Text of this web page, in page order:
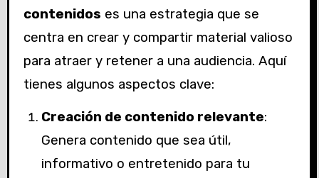
contenidos es una estrategia que se
centra en crear y compartir material valioso
para atraer y retener a una audiencia. Aquí
tienes algunos aspectos clave:
Creación de contenido relevante:
Genera contenido que sea útil,
informativo o entretenido para tu